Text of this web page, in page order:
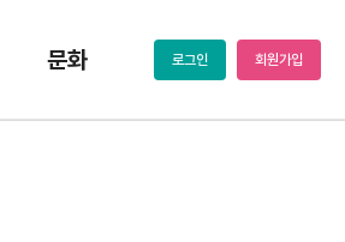
문화 로그인 회원가입